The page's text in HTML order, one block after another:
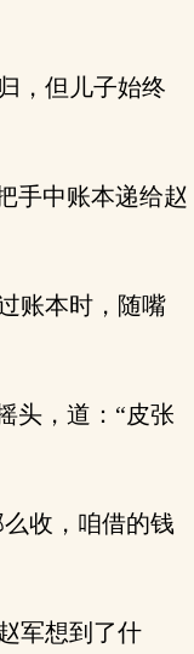
，但儿子始终
手中账本递给赵
账本时，随嘴
头，道：“皮张
收，咱借的钱
军想到了什